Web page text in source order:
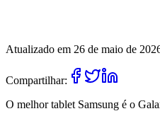
Atualizado em 26 de maio de
Compartilhar:
O melhor tablet Samsung é o